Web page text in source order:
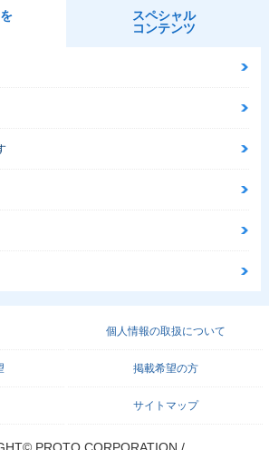
スペシャル
コンテンツ
個人情報の取扱について
掲載希望の方
サイトマップ